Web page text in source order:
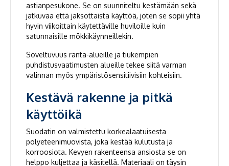
astianpesukone. Se on suunniteltu kestämään sekä
jatkuvaa että jaksottaista käyttöä, joten se sopii yhtä
hyvin viikoittain käytettäville huviloille kuin
satunnaisille mökkikäynneillekin.
Soveltuvuus ranta-alueille ja tiukempien
puhdistusvaatimusten alueille tekee siitä varman
valinnan myös ympäristösensitiivisiin kohteisiin.
Kestävä rakenne ja pitkä
käyttöikä
Suodatin on valmistettu korkealaatuisesta
polyeteenimuovista, joka kestää kulutusta ja
korroosiota. Kevyen rakenteensa ansiosta se on
helppo kuljettaa ja käsitellä. Materiaali on täysin